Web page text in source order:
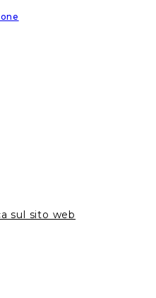
sul sito web